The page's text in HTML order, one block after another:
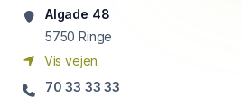
Algade 48
5750 Ringe
Vis vejen
70 33 33 33